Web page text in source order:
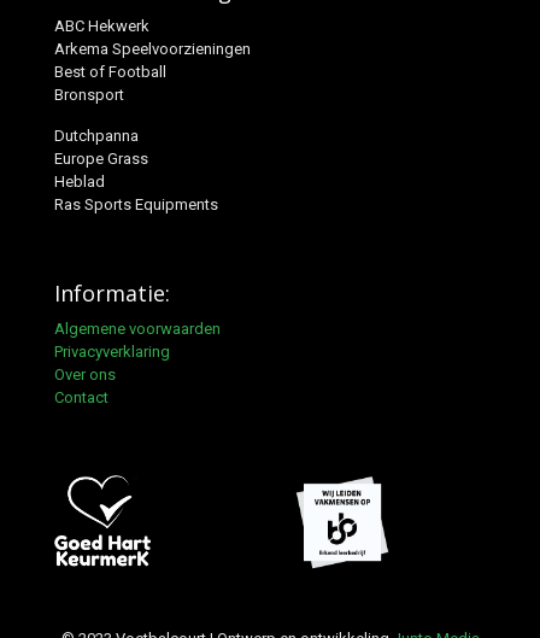
ABC Hekwerk
Arkema Speelvoorzieningen
Best of Football
Bronsport
Dutchpanna
Europe Grass
Heblad
Ras Sports Equipments
Informatie:
Algemene voorwaarden
Privacyverklaring
Over ons
Contact